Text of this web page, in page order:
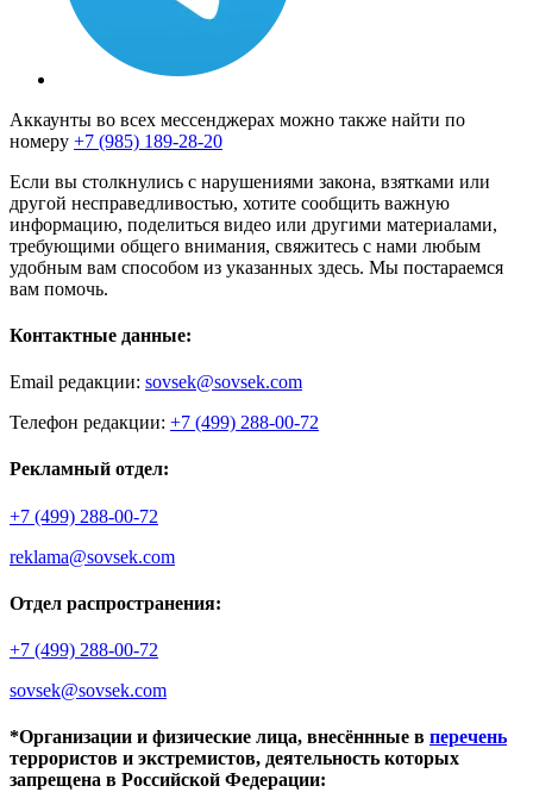
Аккаунты во всех мессенджерах можно также найти по
номеру +7 (985) 189-28-20
Если вы столкнулись с нарушениями закона, взятками или
другой несправедливостью, хотите сообщить важную
информацию, поделиться видео или другими материалами,
требующими общего внимания, свяжитесь с нами любым
удобным вам способом из указанных здесь. Мы постараемся
вам помочь.
Контактные данные:
Email редакции: sovsek@sovsek.com
Телефон редакции: +7 (499) 288-00-72
Рекламный отдел:
+7 (499) 288-00-72
reklama@sovsek.com
Отдел распространения:
+7 (499) 288-00-72
sovsek@sovsek.com
*Организации и физические лица, внесённные в перечень
террористов и экстремистов, деятельность которых
запрещена в Российской Федерации: